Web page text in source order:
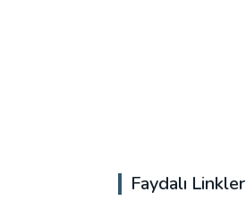
Faydalı Linkler